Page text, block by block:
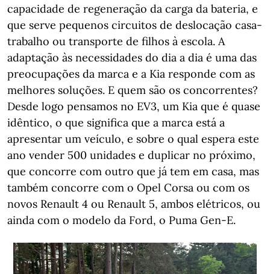
capacidade de regeneração da carga da bateria, e
que serve pequenos circuitos de deslocação casa-
trabalho ou transporte de filhos à escola. A
adaptação às necessidades do dia a dia é uma das
preocupações da marca e a Kia responde com as
melhores soluções. E quem são os concorrentes?
Desde logo pensamos no EV3, um Kia que é quase
idêntico, o que significa que a marca está a
apresentar um veículo, e sobre o qual espera este
ano vender 500 unidades e duplicar no próximo,
que concorre com outro que já tem em casa, mas
também concorre com o Opel Corsa ou com os
novos Renault 4 ou Renault 5, ambos elétricos, ou
ainda com o modelo da Ford, o Puma Gen-E.